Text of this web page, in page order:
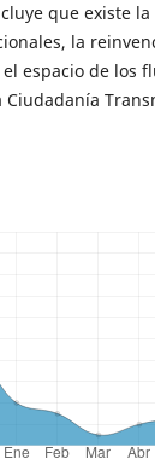
que existe
la
espacio de los